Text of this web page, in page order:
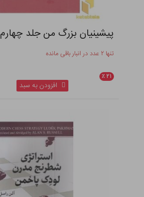
پیشینیان بزرگ من جلد چهارم
تنها ۲ عدد در انبار باقی مانده
۲۱ ٪
افزودن به سبد